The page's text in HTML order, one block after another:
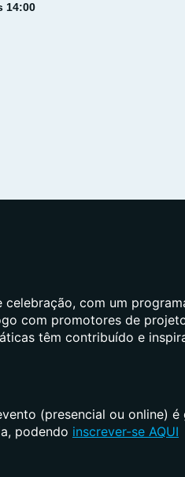
14:00
celebração, com um
com promotores de
têm contribuído e
(presencial ou online) é
podendo inscrever-se AQUI